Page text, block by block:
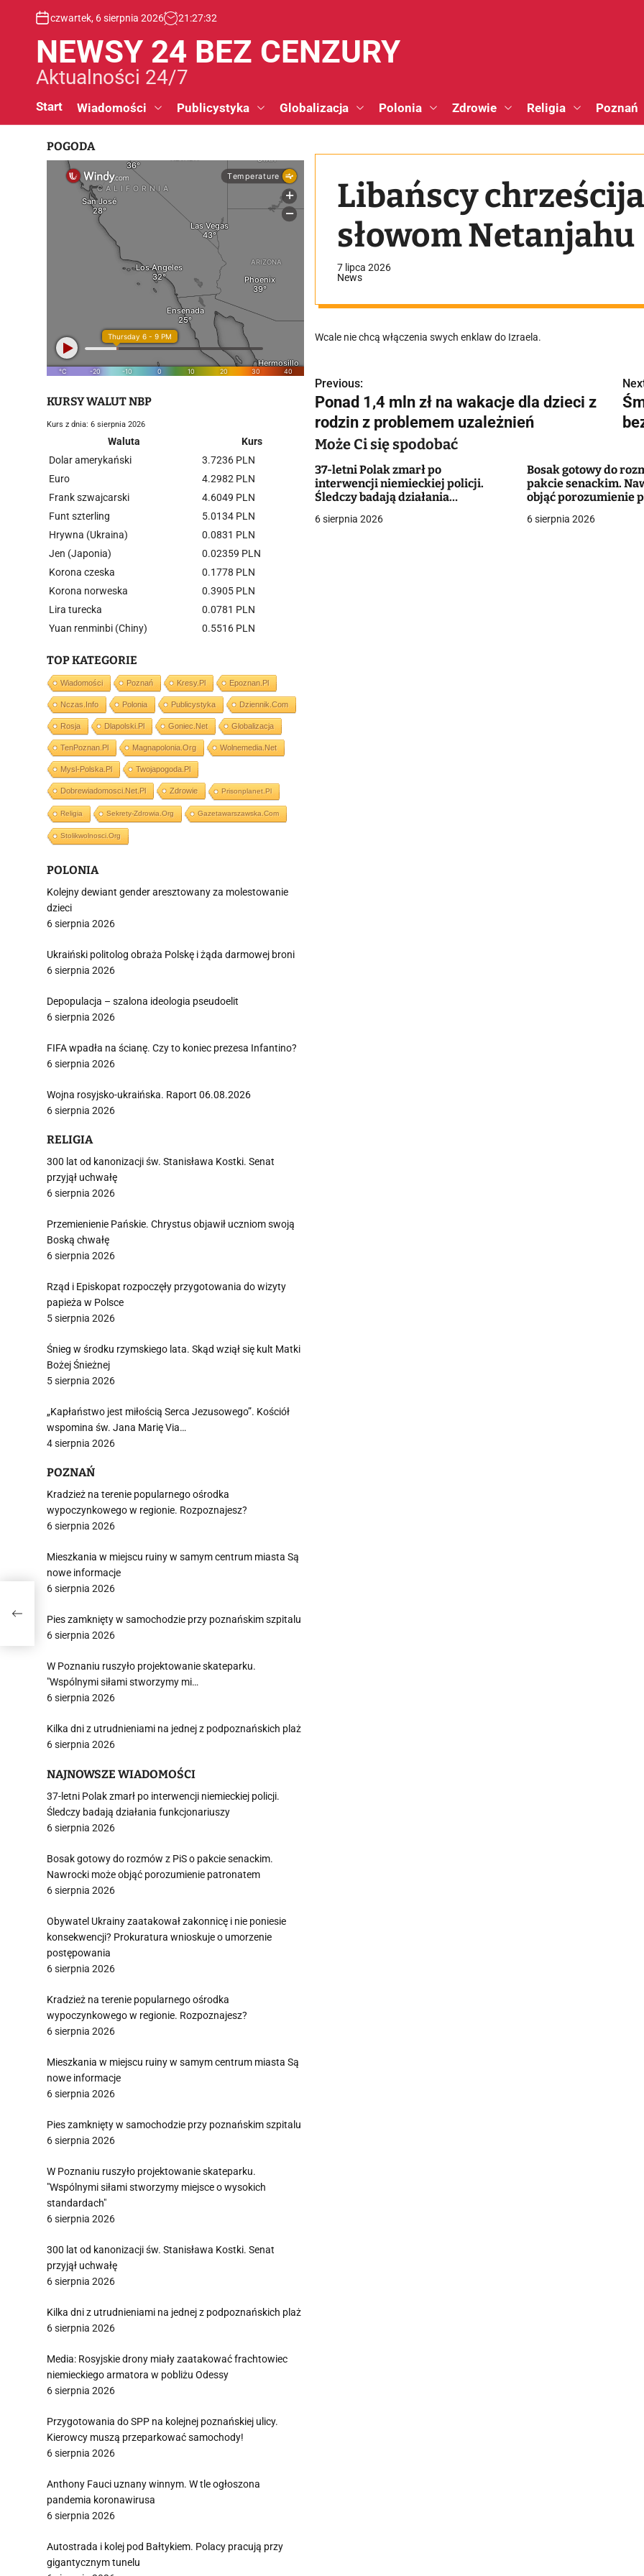
czwartek, 6 sierpnia 2026 21 :27:33
NEWSY 24 BEZ CENZURY
Aktualności 24/7
Start Wiadomości Publicystyka Globalizacja Polonia Zdrowie Religia Poznań
Libańscy
słowom Netanjahu
7 lipca 2026
News
Wcale nie chcą włączenia swych enklaw do Izraela.
N
a
w
i
g
a
Previous:
Ponad 1,4 mln zł na wakacje dla dzieci z
rodzin z problemem uzależnień
Może Ci się spodobać
37-letni Polak zmarł po
interwencji niemieckiej policji.
Śledczy badają działania
6 sierpnia 2026
Bosak gotowy do
pakcie senackim.
objąć porozumienie
6 sierpnia 2026
POGODA
KURSY WALUT NBP
Kurs z dnia: 6 sierpnia 2026
Waluta
Kurs
Dolar amerykański
3.7236 PLN
Euro
4.2982 PLN
Frank szwajcarski
4.6049 PLN
Funt szterling
5.0134 PLN
Hrywna (Ukraina)
0.0831 PLN
Jen (Japonia)
0.02359 PLN
Korona czeska
0.1778 PLN
Korona norweska
0.3905 PLN
Lira turecka
0.0781 PLN
Yuan renminbi (Chiny)
0.5516 PLN
TOP KATEGORIE
Wiadomości Poznań Kresy.pl Epoznan.pl
Nczas.info Polonia Publicystyka Dziennik.com
Rosja Dlapolski.pl Goniec.net Globalizacja
TenPoznan.pl Magnapolonia.org Wolnemedia.net
Mysl-Polska.pl Twojapogoda.pl
Dobrewiadomosci.net.pl Zdrowie Prisonplanet.pl
Religia Sekrety-Zdrowia.org Gazetawarszawska.com
Stolikwolnosci.org
POLONIA
Kolejny dewiant gender aresztowany za molestowanie
dzieci
6 sierpnia 2026
Ukraiński politolog obraża Polskę i żąda darmowej broni
6 sierpnia 2026
Depopulacja – szalona ideologia pseudoelit
6 sierpnia 2026
FIFA wpadła na ścianę. Czy to koniec prezesa Infantino?
6 sierpnia 2026
Wojna rosyjsko-ukraińska. Raport 06.08.2026
6 sierpnia 2026
RELIGIA
300 lat od kanonizacji św. Stanisława Kostki. Senat
przyjął uchwałę
6 sierpnia 2026
Przemienienie Pańskie. Chrystus objawił uczniom swoją
Boską chwałę
6 sierpnia 2026
Rząd i Episkopat rozpoczęły przygotowania do wizyty
papieża w Polsce
5 sierpnia 2026
Śnieg w środku rzymskiego lata. Skąd wziął się kult Matki
Bożej Śnieżnej
5 sierpnia 2026
„Kapłaństwo jest miłością Serca Jezusowego”. Kościół
wspomina św. Jana Marię Via…
4 sierpnia 2026
POZNAŃ
Kradzież na terenie popularnego ośrodka
wypoczynkowego w regionie. Rozpoznajesz?
6 sierpnia 2026
Mieszkania w miejscu ruiny w samym centrum miasta Są
nowe informacje
6 sierpnia 2026
Pies zamknięty w samochodzie przy poznańskim szpitalu
6 sierpnia 2026
W Poznaniu ruszyło projektowanie skateparku.
"Wspólnymi siłami stworzymy mi…
6 sierpnia 2026
Kilka dni z utrudnieniami na jednej z podpoznańskich plaż
6 sierpnia 2026
NAJNOWSZE WIADOMOŚCI
37-letni Polak zmarł po interwencji niemieckiej policji.
Śledczy badają działania funkcjonariuszy
6 sierpnia 2026
Bosak gotowy do rozmów z PiS o pakcie senackim.
Nawrocki może objąć porozumienie patronatem
6 sierpnia 2026
Obywatel Ukrainy zaatakował zakonnicę i nie poniesie
konsekwencji? Prokuratura wnioskuje o umorzenie
postępowania
6 sierpnia 2026
Kradzież na terenie popularnego ośrodka
wypoczynkowego w regionie. Rozpoznajesz?
6 sierpnia 2026
Mieszkania w miejscu ruiny w samym centrum miasta Są
nowe informacje
6 sierpnia 2026
Pies zamknięty w samochodzie przy poznańskim szpitalu
6 sierpnia 2026
W Poznaniu ruszyło projektowanie skateparku.
"Wspólnymi siłami stworzymy miejsce o wysokich
standardach"
6 sierpnia 2026
300 lat od kanonizacji św. Stanisława Kostki. Senat
przyjął uchwałę
6 sierpnia 2026
Kilka dni z utrudnieniami na jednej z podpoznańskich plaż
6 sierpnia 2026
Media: Rosyjskie drony miały zaatakować frachtowiec
niemieckiego armatora w pobliżu Odessy
6 sierpnia 2026
Przygotowania do SPP na kolejnej poznańskiej ulicy.
Kierowcy muszą przeparkować samochody!
6 sierpnia 2026
Anthony Fauci uznany winnym. W tle ogłoszona
pandemia koronawirusa
6 sierpnia 2026
Autostrada i kolej pod Bałtykiem. Polacy pracują przy
gigantycznym tunelu